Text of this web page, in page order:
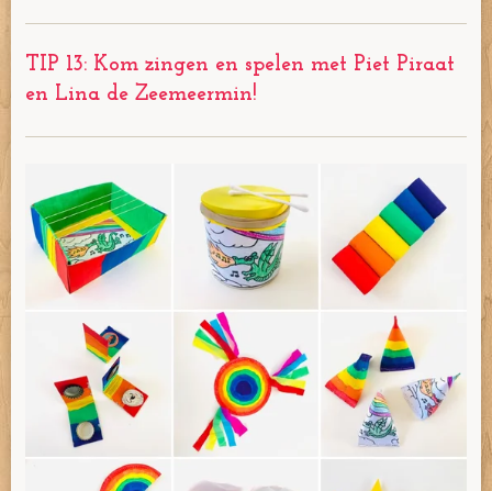
TIP 13: Kom zingen en spelen met Piet Piraat
en Lina de Zeemeermin!